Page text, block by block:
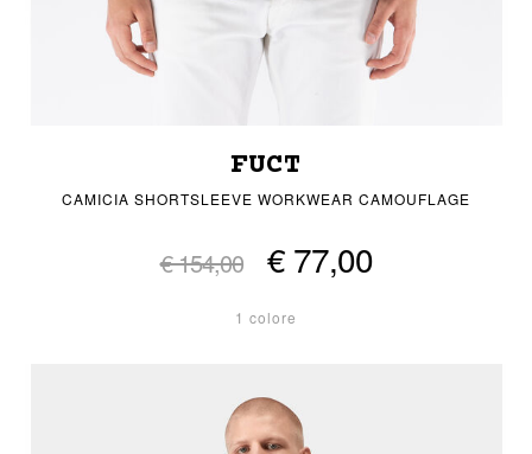
FUCT
CAMICIA SHORTSLEEVE WORKWEAR CAMOUFLAGE
€ 154,00 € 77,00
1 colore